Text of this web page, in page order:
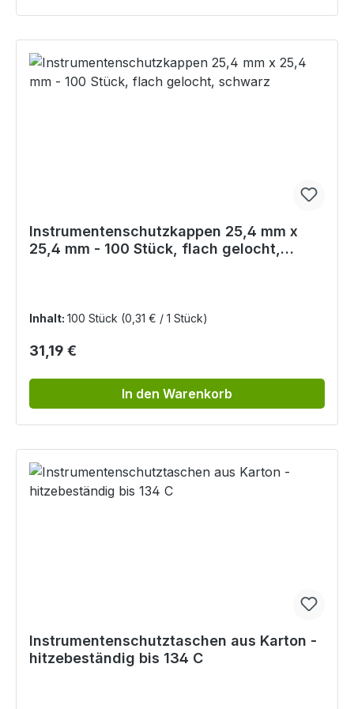
Instrumentenschutzkappen 25,4 mm x
25,4 mm - 100 Stück, flach gelocht,
Inhalt: 100 Stück (0,31 € / 1 Stück)
Regulärer Preis:
31,19 €
In den Warenkorb
Instrumentenschutztaschen aus Karton -
hitzebeständig bis 134 C